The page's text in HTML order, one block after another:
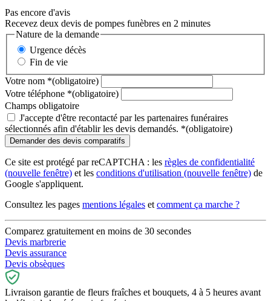
Pas encore d'avis
Recevez deux devis de pompes funèbres en 2 minutes
Nature de la demande
Urgence décès
Fin de vie
Votre nom *(obligatoire)
Votre téléphone *(obligatoire)
Champs obligatoire
J'accepte d'être recontacté par les partenaires funéraires
sélectionnés afin d'établir les devis demandés. *(obligatoire)
Ce site est protégé par reCAPTCHA : les règles de confidentialité
(nouvelle fenêtre) et les conditions d'utilisation (nouvelle fenêtre) de
Google s'appliquent.
Consultez les pages mentions légales et comment ça marche ?
Comparez gratuitement en moins de 30 secondes
Devis marbrerie
Devis assurance
Devis obsèques
Livraison garantie de fleurs fraîches et bouquets, 4 à 5 heures avant